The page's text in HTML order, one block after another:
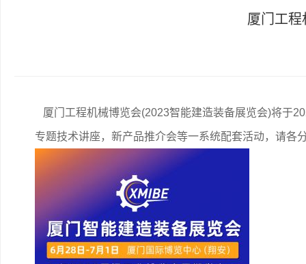
厦门工
厦门工程机械博览会(2023智能建造装备展览会)将于
专题技术讲座，新产品推介会等一系统配套活动，请各